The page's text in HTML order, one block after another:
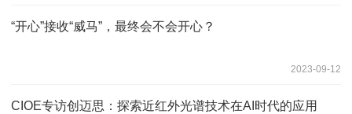
“开心”接收“威马”，最终会不会开心？
2023-09-12
CIOE专访创迈思：探索近红外光谱技术在AI时代的应用